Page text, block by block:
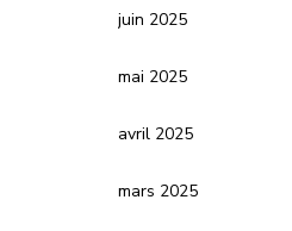
juin 2025
mai 2025
avril 2025
mars 2025